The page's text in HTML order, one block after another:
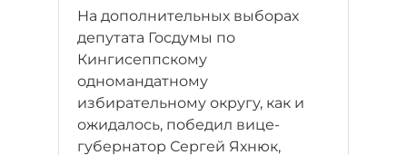
На дополнительных выборах
депутата Госдумы по
Кингисеппскому
одномандатному
избирательному округу, как и
ожидалось, победил вице-
губернатор Сергей Яхнюк,